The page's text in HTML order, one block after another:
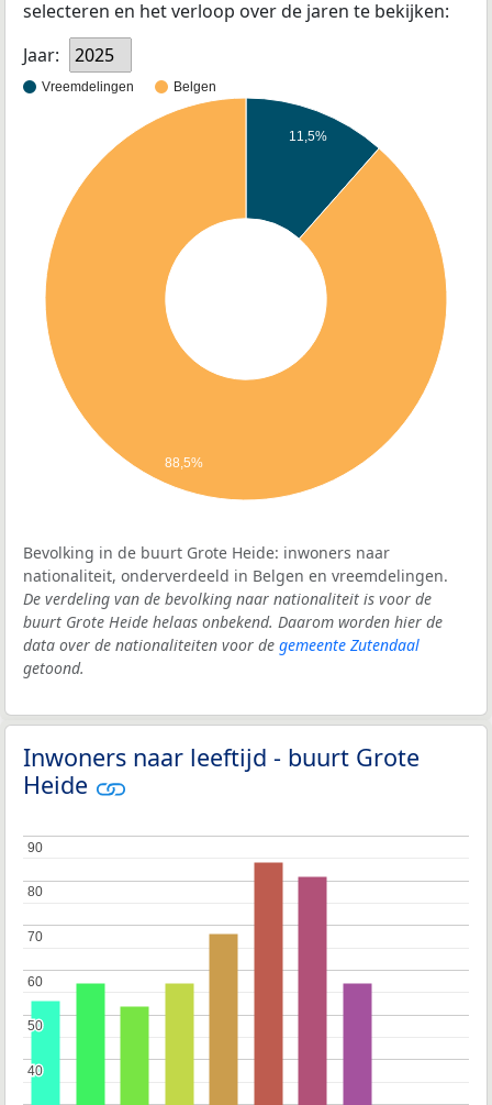
selecteren en het verloop over de jaren te bekijken:
Jaar:
2025
Vreemdelingen Belgen
11,5%
88,5%
Bevolking in de buurt Grote Heide: inwoners naar
nationaliteit, onderverdeeld in Belgen en vreemdelingen.
De verdeling van de bevolking naar nationaliteit is voor de
buurt Grote Heide helaas onbekend. Daarom worden hier de
data over de nationaliteiten voor de gemeente Zutendaal
getoond.
Inwoners naar leeftijd - buurt Grote
Heide
40
40
50
50
60
60
70
70
80
80
90
90